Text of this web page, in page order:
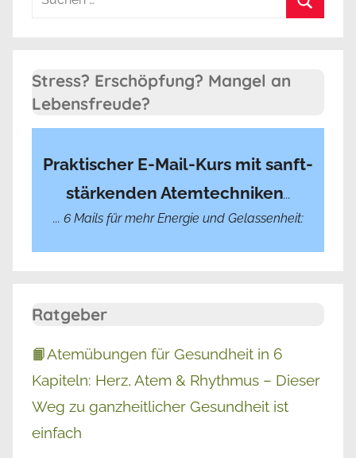
Stress? Erschöpfung? Mangel an
Lebensfreude?
Praktischer E-Mail-Kurs mit sanft-
stärkenden Atemtechniken...
... 6 Mails für mehr Energie und Gelassenheit:
Ratgeber
📙Atemübungen für Gesundheit in 6
Kapiteln: Herz, Atem & Rhythmus – Dieser
Weg zu ganzheitlicher Gesundheit ist
einfach